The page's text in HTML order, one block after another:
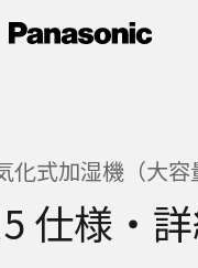
化式加湿機（大容
仕様・